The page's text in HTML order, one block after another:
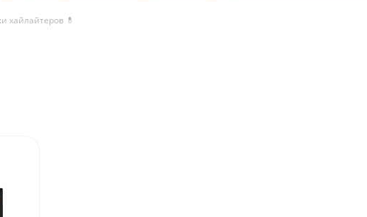
хайлайтеров 💊